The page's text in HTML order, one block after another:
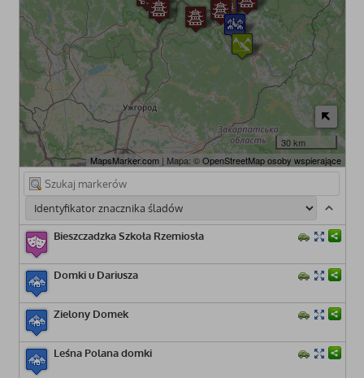
30 km
MapsMarker.com| Mapa: ©OpenStreetMap osoby wspierające
Bieszczadzka Szkoła Rzemiosła
Domki u Dariusza
Zielony Domek
Leśna Polana domki